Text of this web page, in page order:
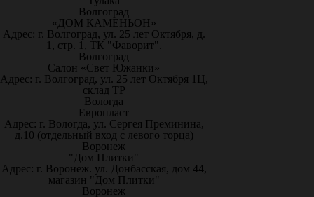
Волгоград
«ДОМ КАМЕНЬОН»
Адрес: г. Волгоград, ул. 25 лет Октября, д.
1, стр. 1, ТК "Фаворит".
Волгоград
Салон «Свет Южанки»
Адрес: г. Волгоград, ул. 25 лет Октября 1Ц,
склад ТР
Вологда
Европласт
Адрес: г. Вологда, ул. Сергея Преминина,
д.10 (отдельный вход с левого торца)
Воронеж
"Дом Плитки"
Адрес: г. Воронеж. ул. Донбасская, дом 44,
магазин "Дом Плитки"
Воронеж